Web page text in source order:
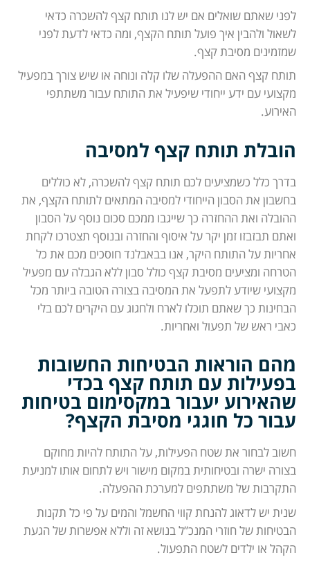
לפני שאתם שואלים אם יש לנו תותח קצף להשכרה כדאי
לשאול ולהבין איך פועל תותח הקצף, ומה כדאי לדעת לפני
שמזמינים מסיבת קצף.
תותח קצף האם ההפעלה שלו קלה ונוחה או שיש צורך במפעיל
מקצועי עם ידע ייחודי שיפעיל את התותח עבור משתתפי
האירוע.
הובלת תותח קצף למסיבה
בדרך כלל כשמציעים לכם תותח קצף להשכרה, לא כוללים
בחשבון את הסבון הייחודי למסיבה המתאים לתותח הקצף, את
ההובלה ואת ההחזרה כך שייגבו ממכם סכום נוסף על הסבון
ואתם תבזבזו זמן יקר על איסוף והחזרה ובנוסף תצטרכו לקחת
אחריות על התותח היקר, אנו בבאבלנד חוסכים מכם את כל
הטרחה ומציעים מסיבת קצף כולל סבון ללא הגבלה עם מפעיל
מקצועי שיודע לתפעל את המסיבה בצורה הטובה ביותר מכל
הבחינות כך שאתם תוכלו לארח ולחגוג עם היקרים לכם בלי
כאבי ראש של תפעול ואחריות.
מהם הוראות הבטיחות החשובות
בפעילות עם תותח קצף בכדי
שהאירוע יעבור במקסימום בטיחות
עבור כל חוגגי מסיבת הקצף?
חשוב לבחור את שטח הפעילות, על התותח להיות מחוקם
בצורה ישרה ובטיחותית במקום מישור ויש לתחום אותו למניעת
התקרבות של משתתפים למערכת ההפעלה.
שנית יש לדאוג להנחת קווי החשמל והמים על פי כל תקנות
הבטיחות של חוזרי המנכ”ל בנושא זה וללא אפשרות של הגעת
הקהל או ילדים לשטח התפעול.